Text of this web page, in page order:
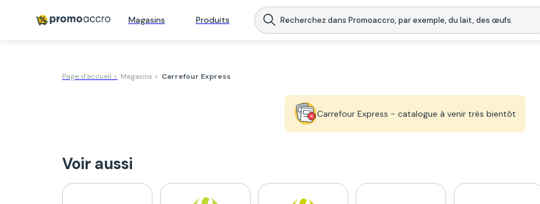
Magasins Produits
Page d'accueil > Magasins > Carrefour Express
Carrefour Express - catalogue à venir très bientôt
Voir aussi